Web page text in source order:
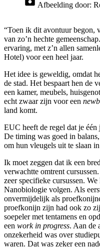
Afbeelding door:
“Toen ik dit avontuur begon,
van zo’n hechte
ervaring, met z’n allen
Hotel) voor een heel jaar.
Het idee is geweldig, omdat
de stad. Het bespaart hen de
een kamer, meubels,
echt zwaar zijn voor een
land komt.
EUC heeft de regel dat je
De timing was goed in
om hun vleugels uit te slaan
Ik moet zeggen dat ik een
verwachtte omtrent
zeer specifieke cursussen.
Nanobiologie volgen. Als
onvermijdelijk als
proefkonijn zijn had ook zo
soepeler met tentamens en
een work in progress. Aan de
onzekerheid was over
waren. Dat was zeker een